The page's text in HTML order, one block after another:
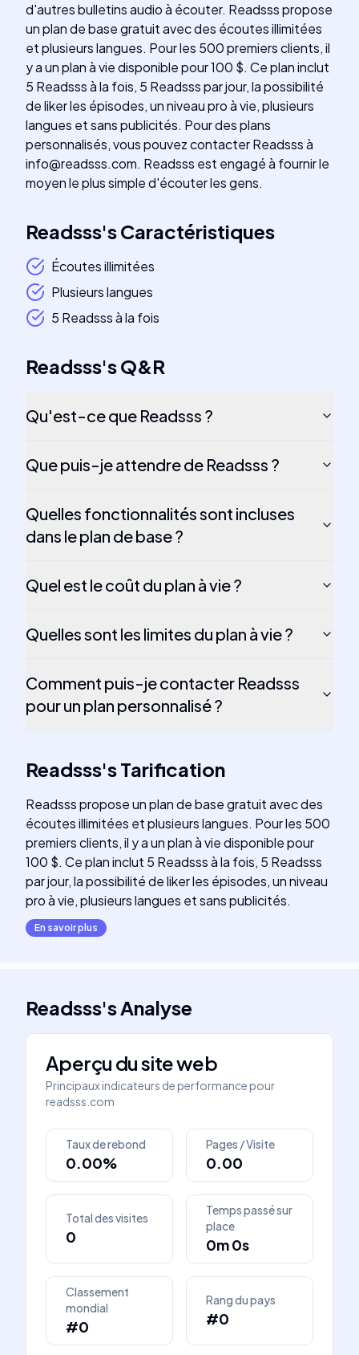
d'autres bulletins audio à écouter. Readsss propose
un plan de base gratuit avec des écoutes illimitées
et plusieurs langues. Pour les 500 premiers clients, il
y a un plan à vie disponible pour 100 $. Ce plan inclut
5 Readsss à la fois, 5 Readsss par jour, la possibilité
de liker les épisodes, un niveau pro à vie, plusieurs
langues et sans publicités. Pour des plans
personnalisés, vous pouvez contacter Readsss à
info@readsss.com. Readsss est engagé à fournir le
moyen le plus simple d'écouter les gens.
Readsss'sCaractéristiques
Écoutes illimitées
Plusieurs langues
5 Readsss à la fois
Readsss'sQ&R
Qu'est-ce que Readsss ?
Que puis-je attendre de Readsss ?
Quelles fonctionnalités sont incluses
dans le plan de base ?
Quel est le coût du plan à vie ?
Quelles sont les limites du plan à vie ?
Comment puis-je contacter Readsss
pour un plan personnalisé ?
Readsss'sTarification
Readsss propose un plan de base gratuit avec des
écoutes illimitées et plusieurs langues. Pour les 500
premiers clients, il y a un plan à vie disponible pour
100 $. Ce plan inclut 5 Readsss à la fois, 5 Readsss
par jour, la possibilité de liker les épisodes, un niveau
pro à vie, plusieurs langues et sans publicités.
En savoir plus
Readsss'sAnalyse
Aperçu du site web
Principaux indicateurs de performance pour
readsss.com
Taux de rebond
0.00%
Pages / Visite
0.00
Total des visites
0
Temps passé sur
place
0m 0s
Classement
mondial
#0
Rang du pays
#0